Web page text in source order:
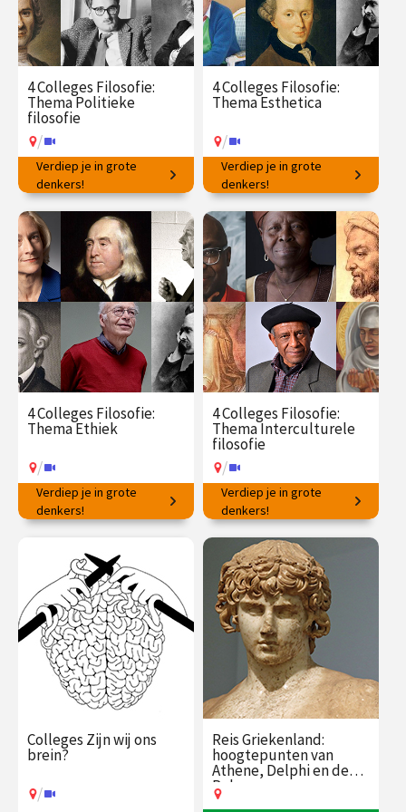
4 Colleges Filosofie:
Thema Politieke
filosofie
/
Ideeën voor succesvol
samenleven.
€ 145.00
vanaf 23
mrt.
/ Op locatie of online
Verdiep je in grote
denkers!
4 Colleges Filosofie:
Thema Esthetica
/
Filosofische vragen rondom
schoonheid en kunst.
€ 145.00
vanaf 25
mei
/ Op locatie of online
Verdiep je in grote
denkers!
4 Colleges Filosofie:
Thema Ethiek
/
Hoe op de juiste manier te
handelen?
€ 145.00
vanaf 16
feb.
/ Op locatie of online
Verdiep je in grote
denkers!
4 Colleges Filosofie:
Thema Interculturele
filosofie
/
Wat kunnen wij leren van
denkers wereldwijd?
€ 145.00
vanaf 19
jan.
/ Op locatie of online
Verdiep je in grote
denkers!
Colleges Zijn wij ons
brein?
/
Reis Griekenland:
hoogtepunten van
Athene, Delphi en de
Peloponnesos